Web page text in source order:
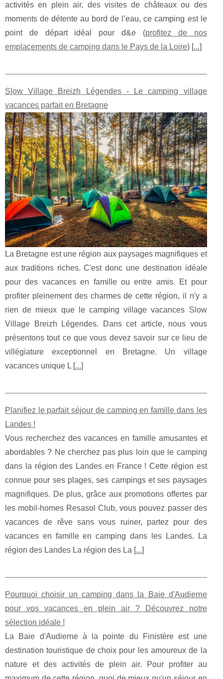
activités en plein air, des visites de châteaux ou des
moments de détente au bord de l’eau, ce camping est le
point de départ idéal pour d&e (profitez de nos
emplacements de camping dans le Pays de la Loire) [...]
Slow Village Breizh Légendes - Le camping village
vacances parfait en Bretagne
La Bretagne est une région aux paysages magnifiques et
aux traditions riches. C'est donc une destination idéale
pour des vacances en famille ou entre amis. Et pour
profiter pleinement des charmes de cette région, il n'y a
rien de mieux que le camping village vacances Slow
Village Breizh Légendes. Dans cet article, nous vous
présentons tout ce que vous devez savoir sur ce lieu de
villégiature exceptionnel en Bretagne. Un village
vacances unique L [...]
Planifiez le parfait séjour de camping en famille dans les
Landes !
Vous recherchez des vacances en famille amusantes et
abordables ? Ne cherchez pas plus loin que le camping
dans la région des Landes en France ! Cette région est
connue pour ses plages, ses campings et ses paysages
magnifiques. De plus, grâce aux promotions offertes par
les mobil-homes Resasol Club, vous pouvez passer des
vacances de rêve sans vous ruiner, partez pour des
vacances en famille en camping dans les Landes. La
région des Landes La région des La [...]
Pourquoi choisir un camping dans la Baie d'Audierne
pour vos vacances en plein air ? Découvrez notre
sélection idéale !
La Baie d'Audierne à la pointe du Finistère est une
destination touristique de choix pour les amoureux de la
nature et des activités de plein air. Pour profiter au